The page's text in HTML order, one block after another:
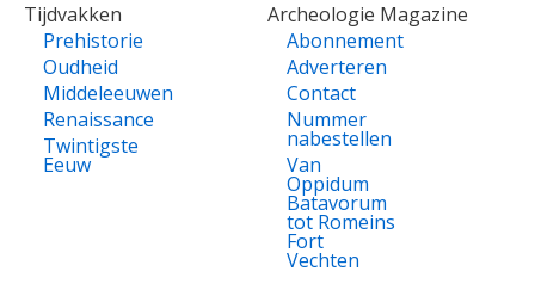
Tijdvakken
Prehistorie
Oudheid
Middeleeuwen
Renaissance
Twintigste
Eeuw
Archeologie Magazine
Abonnement
Adverteren
Contact
Nummer
nabestellen
Van
Oppidum
Batavorum
tot Romeins
Fort
Vechten